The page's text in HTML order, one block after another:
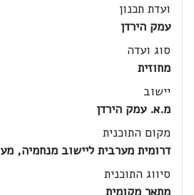
ועדת תכנון
עמק הירדן
סוג ועדה
מחוזית
יישוב
מ.א. עמק הירדן
מקום התוכנית
דרומית מערבית ליישוב מנחמיה,
סיווג התוכנית